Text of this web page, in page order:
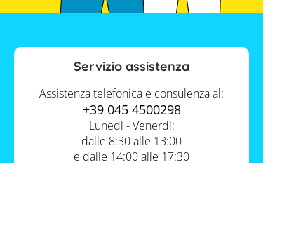
Servizio assistenza
Assistenza telefonica e consulenza al:
+39 045 4500298
Lunedì - Venerdì:
dalle 8:30 alle 13:00
e dalle 14:00 alle 17:30